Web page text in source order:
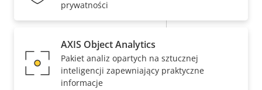
nieruchomości
Wartość
nieruchomości
Sieć
prywatności
AXIS Object Analytics
Pakiet analiz opartych na sztucznej
inteligencji zapewniający praktyczne
informacje